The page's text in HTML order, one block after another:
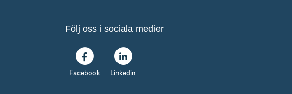
Följ oss i sociala medier
Facebook Linkedin